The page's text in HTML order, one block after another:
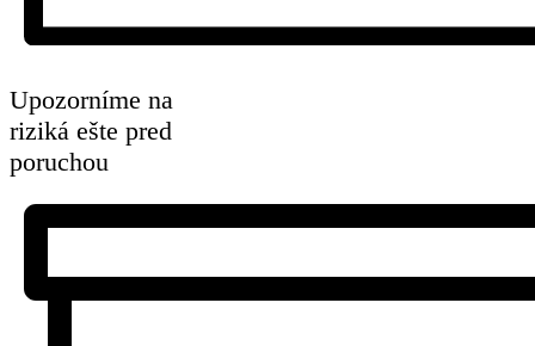
Upozorníme na
riziká ešte pred
poruchou